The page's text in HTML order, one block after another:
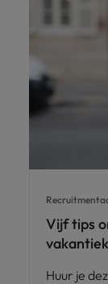
Vijf tips
Huur je